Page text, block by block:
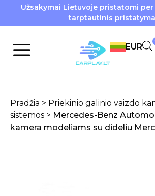
Užsakymai Lietuvoje pristatomi per
tarptautinis
EUR
Pradžia > Priekinio galinio vaizdo
sistemos > Mercedes-Benz
kamera modeliams su dideliu